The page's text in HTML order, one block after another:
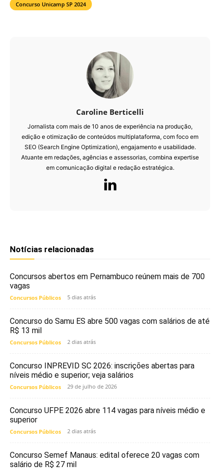
Concurso Unicamp SP 2024
Caroline Berticelli
Jornalista com mais de 10 anos de experiência na produção,
edição e otimização de conteúdos multiplataforma, com foco em
SEO (Search Engine Optimization), engajamento e usabilidade.
Atuante em redações, agências e assessorias, combina expertise
em comunicação digital e redação estratégica.
Notícias relacionadas
Concursos abertos em Pernambuco reúnem mais de 700
vagas
Concursos Públicos 5 dias atrás
Concurso do Samu ES abre 500 vagas com salários de até
R$ 13 mil
Concursos Públicos 2 dias atrás
Concurso INPREVID SC 2026: inscrições abertas para
níveis médio e superior; veja salários
Concursos Públicos 29 de julho de 2026
Concurso UFPE 2026 abre 114 vagas para níveis médio e
superior
Concursos Públicos 2 dias atrás
Concurso Semef Manaus: edital oferece 20 vagas com
salário de R$ 27 mil